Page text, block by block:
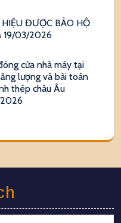
ĐƯỢC BẢO HỘ
19/03/2026
cửa nhà máy tại
lượng và bài toán
thép châu Âu